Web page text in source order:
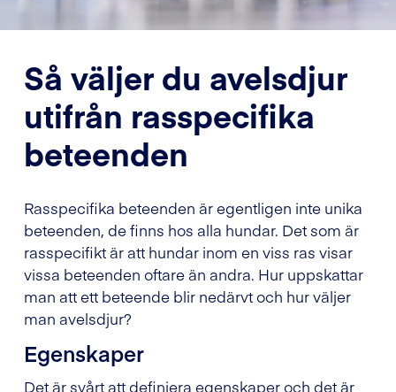
Så väljer du avelsdjur
utifrån rasspecifika
beteenden
Rasspecifika beteenden är egentligen inte unika
beteenden, de finns hos alla hundar. Det som är
rasspecifikt är att hundar inom en viss ras visar
vissa beteenden oftare än andra. Hur uppskattar
man att ett beteende blir nedärvt och hur väljer
man avelsdjur?
Egenskaper
Det är svårt att definiera egenskaper och det är